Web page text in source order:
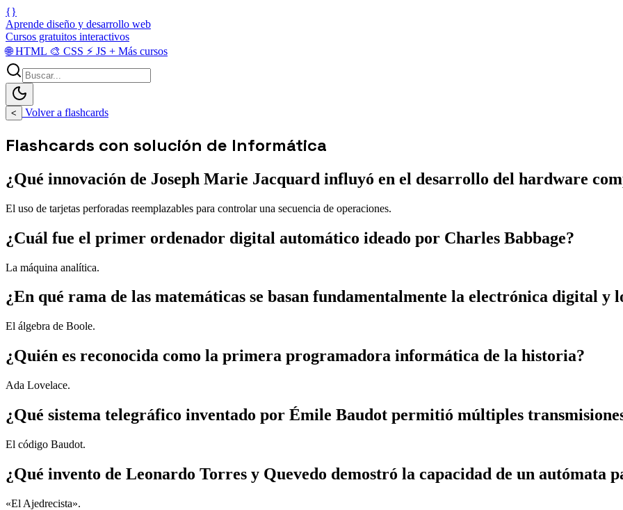
{}
Aprende diseño y desarrollo web
Cursos gratuitos interactivos
🌐HTML 🎨 CSS ⚡ JS + Más cursos
< Volver a flashcards
Flashcards con solución de Informática
¿Qué innovación de Joseph Marie Jacquard influyó en el desarrollo del hardware
El uso de tarjetas perforadas reemplazables para controlar una secuencia de operaciones.
¿Cuál fue el primer ordenador digital automático ideado por Charles Babbage?
La máquina analítica.
¿En qué rama de las matemáticas se basan fundamentalmente la electrónica digital y
El álgebra de Boole.
¿Quién es reconocida como la primera programadora informática de la historia?
Ada Lovelace.
¿Qué sistema telegráfico inventado por Émile Baudot permitió múltiples
El código Baudot.
¿Qué invento de Leonardo Torres y Quevedo demostró la capacidad de un autómata
«El Ajedrecista».